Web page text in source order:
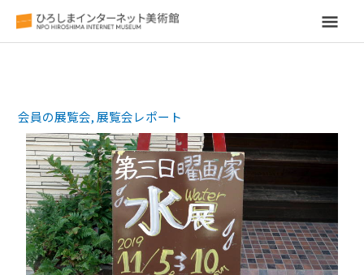
メ
メ
ニ
ュ
ー
会員の展覧会,展覧会レポート